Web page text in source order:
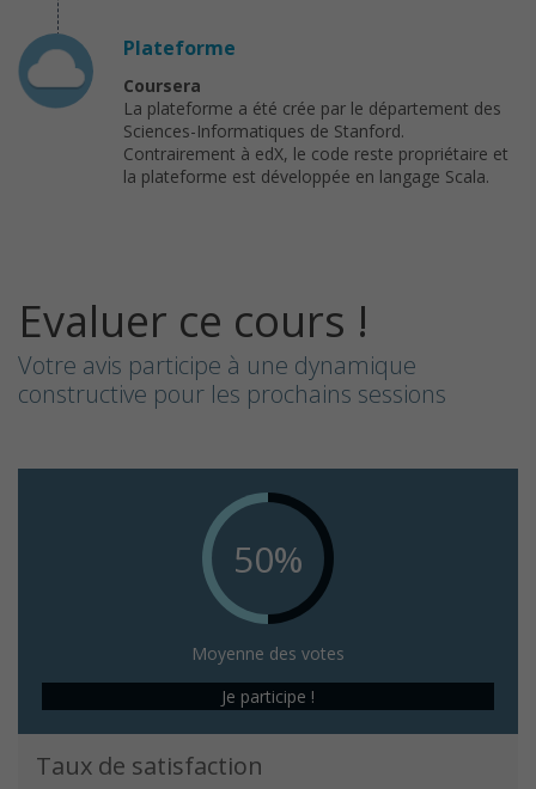
Plateforme
Coursera
La plateforme a été crée par le département des
Sciences-Informatiques de Stanford.
Contrairement à edX, le code reste propriétaire et
la plateforme est développée en langage Scala.
Evaluer ce cours !
Votre avis participe à une dynamique
constructive pour les prochains sessions
50%
Moyenne des votes
Je participe !
Taux de satisfaction